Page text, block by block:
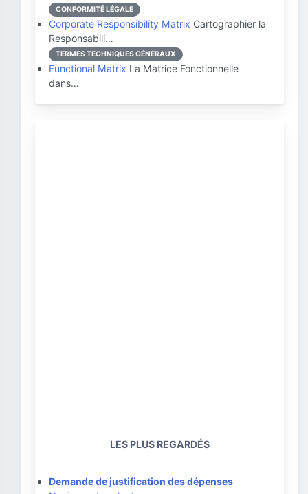
CONFORMITÉ LÉGALE
Corporate Responsibility Matrix Cartographier la
Responsabili…
TERMES TECHNIQUES GÉNÉRAUX
Functional Matrix La Matrice Fonctionnelle
dans…
LES PLUS REGARDÉS
Demande de justification des dépenses